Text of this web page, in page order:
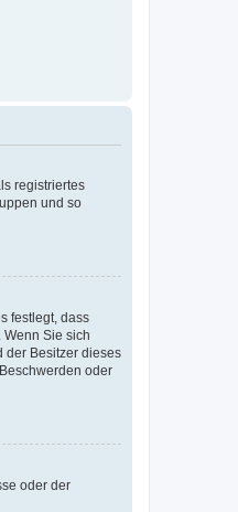
registriertes
und so
festlegt, dass
Sie sich
der Besitzer dieses
oder
oder der